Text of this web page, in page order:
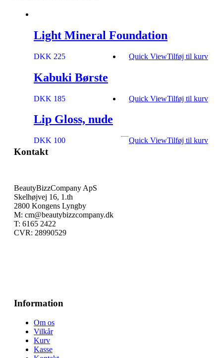
Light Mineral Foundation
DKK 225 Tilføj til kurv
Quick View
Kabuki Børste
DKK 185 Tilføj til kurv
Quick View
Lip Gloss, nude
DKK 100 Tilføj til kurv
Quick View
Kontakt
BeautyBizzCompany ApS
Skelhøjvej 16, 1.th
2800 Kongens Lyngby
M: cm@beautybizzcompany.dk
T: 6165 2422
CVR: 28990529
Information
Om os
Vilkår
Kurv
Kasse